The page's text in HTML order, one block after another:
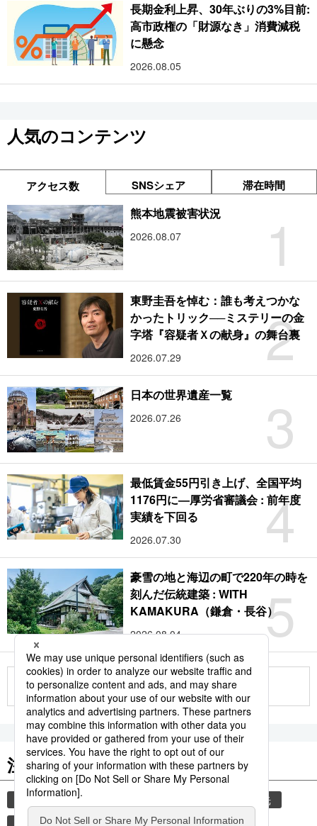
長期金利上昇、30年ぶりの3%目前:
高市政権の「財源なき」消費減税
に懸念
2026.08.05
人気のコンテンツ
アクセス数 SNSシェア 滞在時間
1
熊本地震被害状況
2026.08.07
2
東野圭吾を悼む：誰も考えつかな
かったトリック──ミステリーの金
字塔『容疑者Ｘの献身』の舞台裏
2026.07.29
3
日本の世界遺産一覧
2026.07.26
4
最低賃金55円引き上げ、全国平均
1176円に―厚労省審議会 : 前年度
実績を下回る
2026.07.30
5
豪雪の地と海辺の町で220年の時を
刻んだ伝統建築 : WITH
KAMAKURA（鎌倉・長谷）
2026.08.04
もっと見る
注目のキーワード
共同通信ニュース
観光